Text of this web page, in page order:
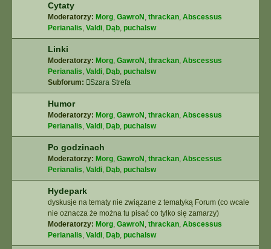
Cytaty
Moderatorzy: Morg, GawroN , thrackan, Abscessus
Perianalis, Valdi, Dąb, puchalsw
Linki
Moderatorzy: Morg, GawroN , thrackan, Abscessus
Perianalis, Valdi, Dąb, puchalsw
Subforum:
Szara Strefa
Humor
Moderatorzy: Morg, GawroN , thrackan, Abscessus
Perianalis, Valdi, Dąb, puchalsw
Po godzinach
Moderatorzy: Morg, GawroN , thrackan, Abscessus
Perianalis, Valdi, Dąb, puchalsw
Hydepark
dyskusje na tematy nie związane z tematyką Forum (co wcale
nie oznacza że można tu pisać co tylko się zamarzy)
Moderatorzy: Morg, GawroN , thrackan, Abscessus
Perianalis, Valdi, Dąb, puchalsw